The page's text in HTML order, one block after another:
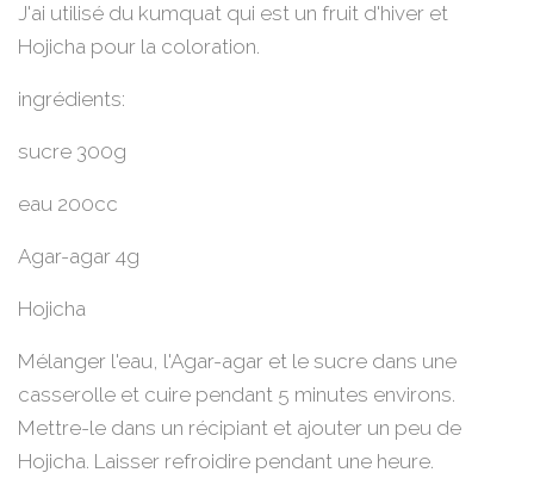
J'ai utilisé du kumquat qui est un fruit d'hiver et
Hojicha pour la coloration.
ingrédients:
sucre 300g
eau 200cc
Agar-agar 4g
Hojicha
Mélanger l'eau, l'Agar-agar et le sucre dans une
casserolle et cuire pendant 5 minutes environs.
Mettre-le dans un récipiant et ajouter un peu de
Hojicha. Laisser refroidire pendant une heure.